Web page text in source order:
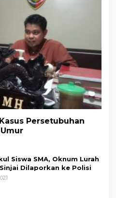
Persetubuhan
Siswa SMA, Oknum Lurah
Dilaporkan ke Polisi